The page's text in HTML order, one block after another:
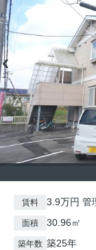
賃料 3.9万円 管
面積 30.96㎡
築年数 築25年